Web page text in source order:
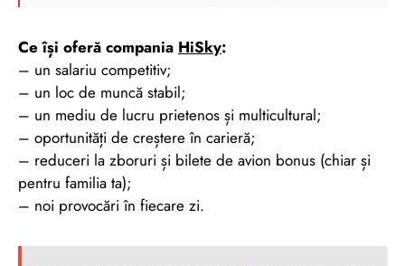
Ce își oferă compania HiSky:
– un salariu competitiv;
– un loc de muncă stabil;
– un mediu de lucru prietenos și multicultural;
– oportunități de creștere în carieră;
– reduceri la zboruri și bilete de avion bonus (chiar și
pentru familia ta);
– noi provocări în fiecare zi.